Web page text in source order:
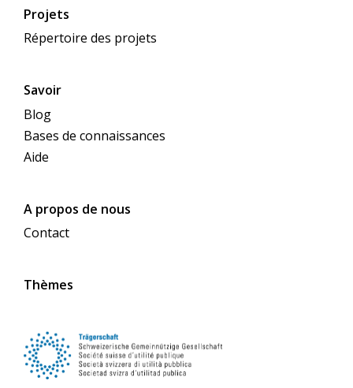
Projets
Répertoire des projets
Savoir
Blog
Bases de connaissances
Aide
A propos de nous
Contact
Thèmes